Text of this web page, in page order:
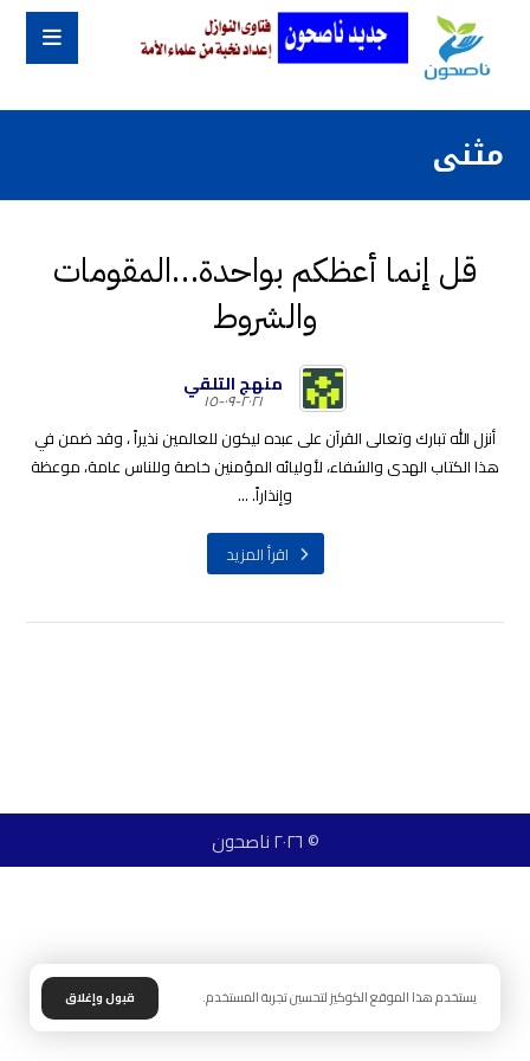
مثنى
قل إنما أعظكم بواحدة…المقومات
والشروط
منهج التلقي
٢٠٢١-٠٩-١٥
أنزل الله تبارك وتعالى القرآن على عبده ليكون للعالمين نذيراً ، وقد ضمن في
هذا الكتاب الهدى والشفاء، لأوليائه المؤمنين خاصة وللناس عامة، موعظة
وإنذاراً. ...
اقرأ المزيد
© ٢٠٢٦ ناصحون
يستخدم هذا الموقع الكوكيز لتحسين تجربة المستخدم. قبول وإغلاق